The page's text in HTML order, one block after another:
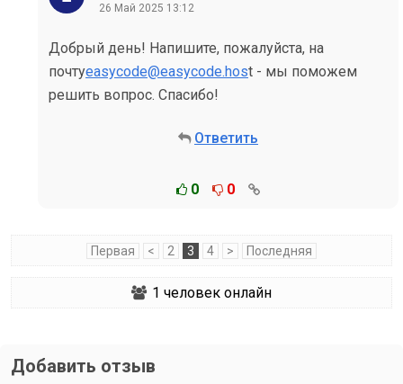
26 Май 2025 13:12
Добрый день! Напишите, пожалуйста, на
почтуeasycode@easycode.host - мы поможем
решить вопрос. Спасибо!
Ответить
0 0
Первая < 2 3 4 > Последняя
1 человек онлайн
Добавить отзыв